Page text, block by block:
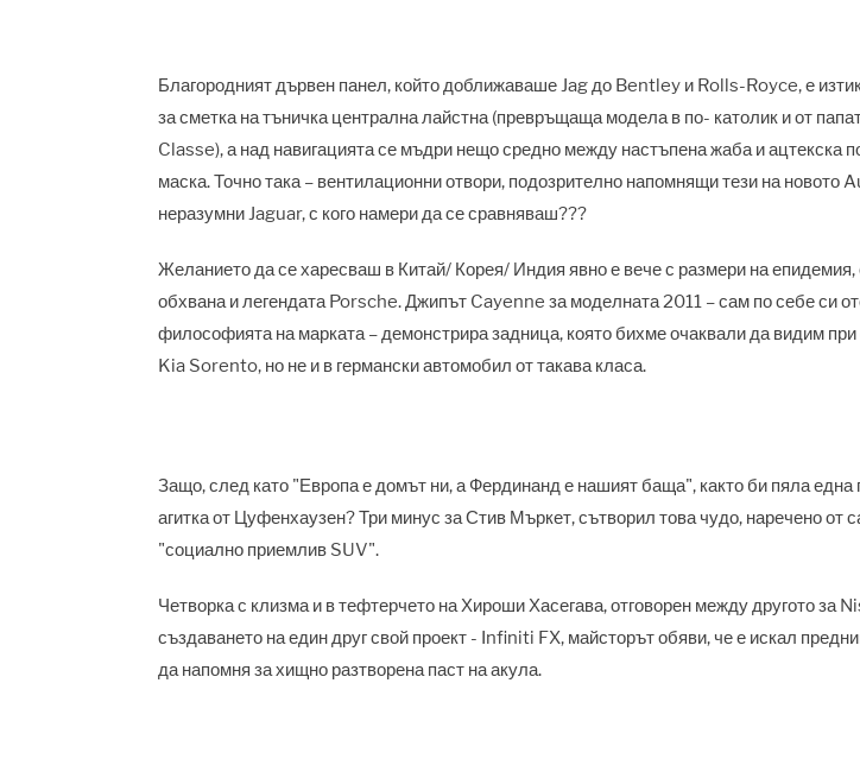
Благородният дървен панел, който доближаваше Jag до Bentley и Rolls-Royce, е
за сметка на тъничка централна лайстна (превръщаща модела в по- католик и от
Classe), а над навигацията се мъдри нещо средно между настъпена жаба и ацтекска
маска. Точно така – вентилационни отвори, подозрително напомнящи тези на новото
неразумни Jaguar, с кого намери да се сравняваш???
Желанието да се харесваш в Китай/ Корея/ Индия явно е вече с размери на епидемия,
обхвана и легендата Porsche. Джипът Cayenne за моделната 2011 – сам по себе си
философията на марката – демонстрира задница, която бихме очаквали да видим
Kia Sorento, но не и в германски автомобил от такава класа.
Защо, след като "Европа е домът ни, а Фердинанд е нашият баща", както би пяла една
агитка от Цуфенхаузен? Три минус за Стив Мъркет, сътворил това чудо, наречено от
"социално приемлив SUV".
Четворка с клизма и в тефтерчето на Хироши Хасегава, отговорен между другото за
създаването на един друг свой проект - Infiniti FX, майсторът обяви, че е искал
да напомня за хищно разтворена паст на акула.